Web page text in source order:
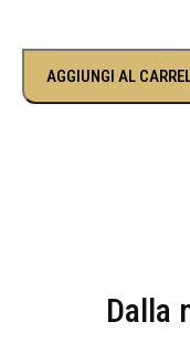
AGGIUNGI AL
Dalla